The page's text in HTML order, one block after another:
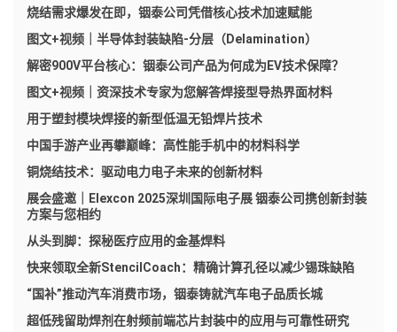
烧结需求爆发在即，铟泰公司凭借核心技术加速赋能
图文+视频｜半导体封装缺陷-分层（Delamination）
解密900V平台核心：铟泰公司产品为何成为EV技术保障？
图文+视频｜资深技术专家为您解答焊接型导热界面材料
用于塑封模块焊接的新型低温无铅焊片技术
中国手游产业再攀巅峰：高性能手机中的材料科学
铜烧结技术：驱动电力电子未来的创新材料
展会盛邀｜Elexcon 2025深圳国际电子展 铟泰公司携创新封装
方案与您相约
从头到脚：探秘医疗应用的金基焊料
快来领取全新StencilCoach：精确计算孔径以减少锡珠缺陷
“国补”推动汽车消费市场，铟泰铸就汽车电子品质长城
超低残留助焊剂在射频前端芯片封装中的应用与可靠性研究